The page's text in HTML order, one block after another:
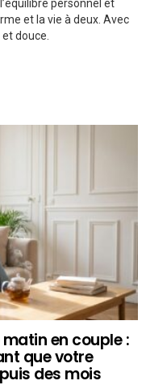
personnel et
et la vie à deux. Avec
douce.
en couple :
que votre
des mois